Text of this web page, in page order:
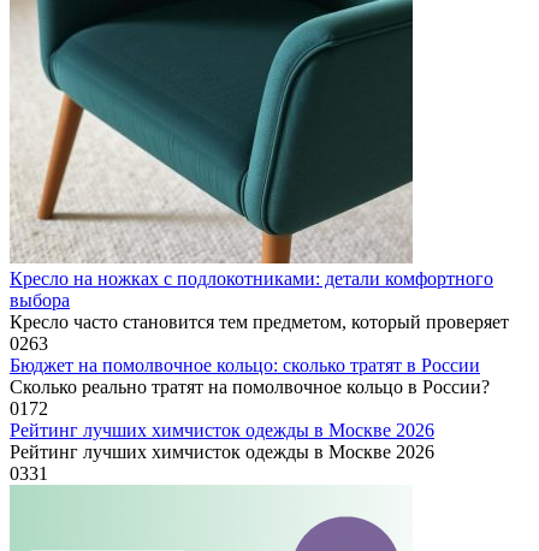
Кресло на ножках с подлокотниками: детали комфортного
выбора
Кресло часто становится тем предметом, который проверяет
0263
Бюджет на помолвочное кольцо: сколько тратят в России
Сколько реально тратят на помолвочное кольцо в России?
0172
Рейтинг лучших химчисток одежды в Москве 2026
Рейтинг лучших химчисток одежды в Москве 2026
0331